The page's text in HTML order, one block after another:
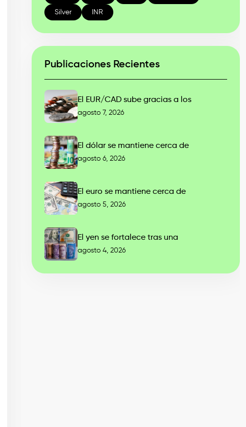
Silver INR
Publicaciones Recientes
El EUR/CAD sube gracias a los
agosto 7, 2026
El dólar se mantiene cerca de
agosto 6, 2026
El euro se mantiene cerca de
agosto 5, 2026
El yen se fortalece tras una
agosto 4, 2026